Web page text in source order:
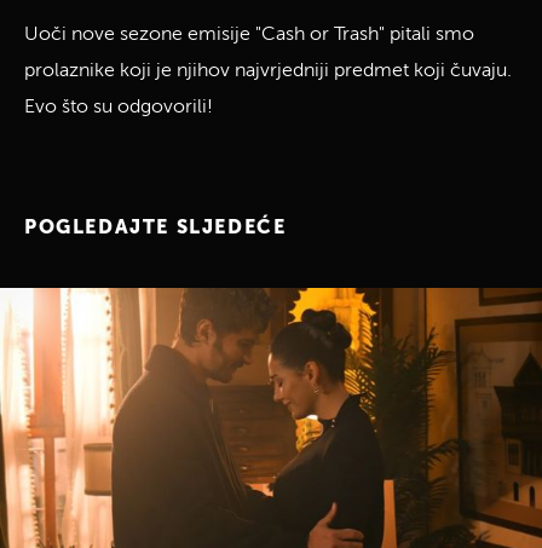
Uoči nove sezone emisije "Cash or Trash" pitali smo
prolaznike koji je njihov najvrjedniji predmet koji čuvaju.
Evo što su odgovorili!
POGLEDAJTE SLJEDEĆE